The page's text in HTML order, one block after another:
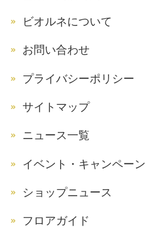
ビオルネについて
お問い合わせ
プライバシーポリシー
サイトマップ
ニュース一覧
イベント・キャンペーン
ショップニュース
フロアガイド